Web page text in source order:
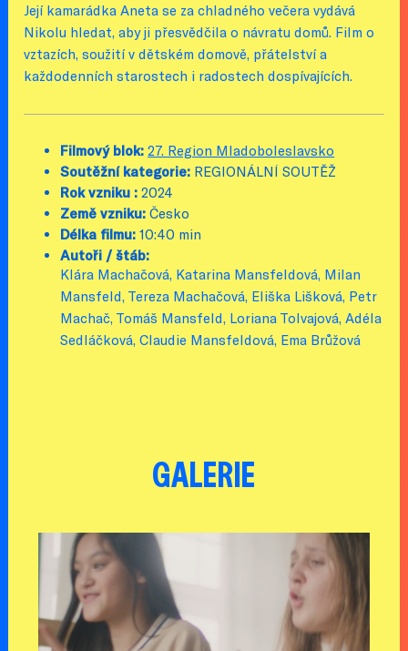
Její kamarádka Aneta se za chladného večera vydává
Nikolu hledat, aby ji přesvědčila o návratu domů. Film o
vztazích, soužití v dětském domově, přátelství a
každodenních starostech i radostech dospívajících.
Filmový blok:27. Region Mladoboleslavsko
Soutěžní kategorie: REGIONÁLNÍ SOUTĚŽ
Rok vzniku : 2024
Země vzniku: Česko
Délka filmu: 10:40 min
Autoři / štáb:
Klára Machačová, Katarina Mansfeldová, Milan
Mansfeld, Tereza Machačová, Eliška Lišková, Petr
Machač, Tomáš Mansfeld, Loriana Tolvajová, Adéla
Sedláčková, Claudie Mansfeldová, Ema Brůžová
GALERIE